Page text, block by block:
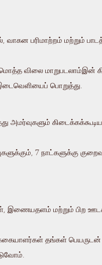
பரிமாற்றம் மற்றும்
விலை மாறுபடலாம்இன்
பொறுத்து.
அமர்வுகளும்
7 நாட்களுக்கு
இணையதளம் மற்றும் பிற
தங்கள்